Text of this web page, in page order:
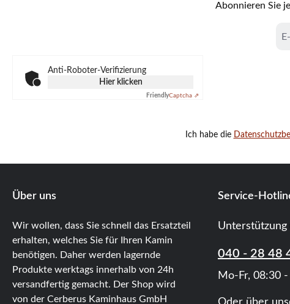
Abonnieren Sie
Anti-Roboter-Verifizierung
Hier klicken
FriendlyCaptcha ⇗
Ich habe die
Über uns
Wir wollen, dass Sie schnell das Ersatzteil
erhalten, welches Sie für Ihren Kamin
benötigen. Daher werden lagernde
Produkte werktags innerhalb von 24h
versandfertig gemacht. Der Shop wird
von der Cerberus Kaminhaus GmbH
Service-
040 - 28 48
Mo-Fr, 08:30